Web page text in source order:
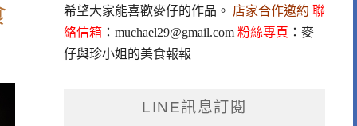
希望大家能喜歡麥仔的作品。 店家合作邀約 聯
絡信箱： muchael29@gmail.com 粉絲專頁 ： 麥
仔與珍小姐的美食報報
LINE訊息訂閱